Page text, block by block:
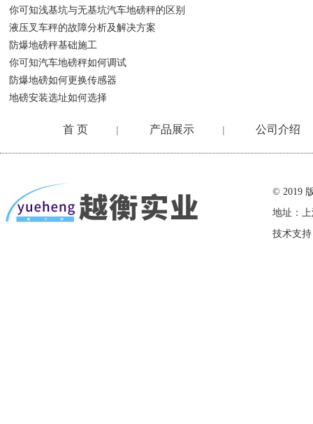
你可知浅基坑与无基坑汽车地磅秤的区别
液压叉车秤的故障分析及解决方案
防爆地磅秤基础施工
你可知汽车地磅秤如何调试
防爆地磅如何更换传感器
地磅安装选址如何选择
首 页 | 产品展示 | 公司介绍
© 2019
地址：
技术支